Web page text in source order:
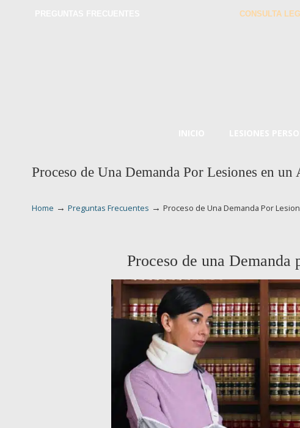
CONSULTA
Proceso de Una Demanda Por Lesiones en un
Home → Preguntas Frecuentes → Proceso de Una Demanda Por
Proceso de una